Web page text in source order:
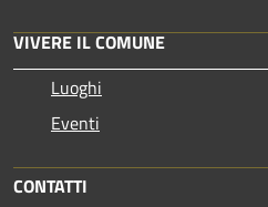
VIVERE IL COMUNE
Luoghi
Eventi
CONTATTI